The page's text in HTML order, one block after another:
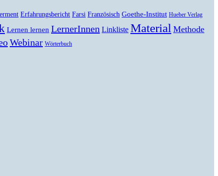
Erfahrungsbericht Farsi Französisch Goethe-Institut Hueber Verlag
Lernen lernen LernerInnen Linkliste Material Methode
Webinar Wörterbuch